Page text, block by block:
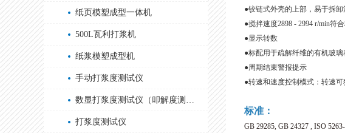
纸页模塑成型一体机
500L瓦利打浆机
纸浆模塑成型机
手动打浆度测试仪
数显打浆度测试仪（叩解度测试仪）
打浆度测试仪
●铰链式外壳的上部，易于拆
●搅拌速度2898 - 2994 r/min符
●显示转数
●标配用于疏解纤维的有机玻璃
●周期结束警报提示
●转速和速度控制模式：转速
标准：
GB 29285, GB 24327 , ISO